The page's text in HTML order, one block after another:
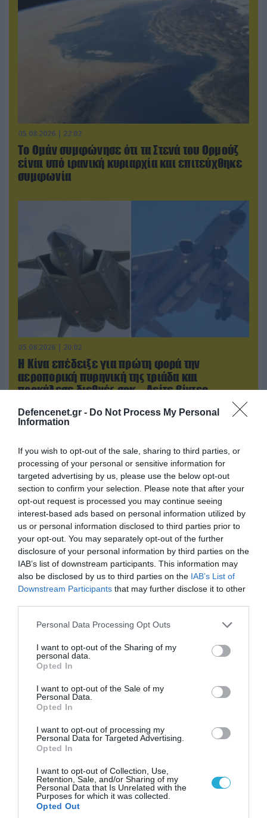
Defencenet.gr - Do Not Process My Personal
Information
If you wish to opt-out of the sale, sharing to third parties, or
processing of your personal or sensitive information for
targeted advertising by us, please use the below opt-out
section to confirm your selection. Please note that after your
opt-out request is processed you may continue seeing
interest-based ads based on personal information utilized by
us or personal information disclosed to third parties prior to
your opt-out. You may separately opt-out of the further
disclosure of your personal information by third parties on the
IAB’s list of downstream participants. This information may
also be disclosed by us to third parties on the IAB’s List of
Downstream Participants that may further disclose it to other
Please note that this website/app uses one or more Google
not limited to your visit or usage behaviour. You may click to
grant or deny consent to Google and its third-party tags to
use your data for below specified purposes in below Google
consent section.
Personal Data Processing Opt Outs
I want to opt-out of the Sharing of my
personal data.
Opted In
I want to opt-out of the Sale of my
Personal Data.
Opted In
I want to opt-out of processing my
Personal Data for Targeted Advertising.
Opted In
I want to opt-out of Collection, Use,
Retention, Sale, and/or Sharing of my
Personal Data that Is Unrelated with the
Purposes for which it was collected.
Opted Out
05.08.2026 | 22:02
Το Ομάν συμφώνησε ότι τα Στενά του Ορμούζ
είναι υπό ιρανική κυριαρχία και επιτεύχθηκε
συμφωνία
05.08.2026 | 20:02
Η Κίνα επέδειξε για πρώτη φορά την
αεροπορική πυρηνική της τριάδα και
προκάλεσε διεθνές σοκ – Δείτε βίντεο
05.08.2026 | 15:02
Ρωσικός πύραυλος με κεφαλή διασποράς
κατέστρεψε ολοσχερώς ένα από τα
μεγαλύτερα κέντρα διανομής στο Κίεβο
05.08.2026 | 22:02
Αδειάζουν το Κραματόρσκ οι Ουκρανοί: